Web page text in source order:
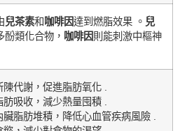
兒茶素和咖啡因達到燃脂效果 。 兒
酚類化合物， 咖啡因則能刺激中樞神
陳代謝，促進脂肪氧化 .
肪吸收，減少熱量囤積 .
臟脂肪堆積，降低心血管疾病風險 .